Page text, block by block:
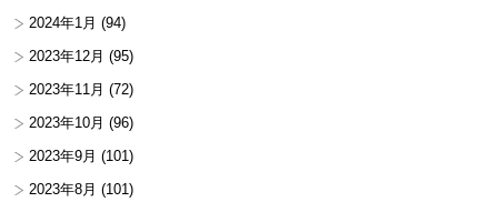
2024年1月 (94)
2023年12月 (95)
2023年11月 (72)
2023年10月 (96)
2023年9月 (101)
2023年8月 (101)